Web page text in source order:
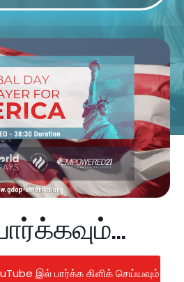
இல் பார்க்க கிளிக் செய்யவும்